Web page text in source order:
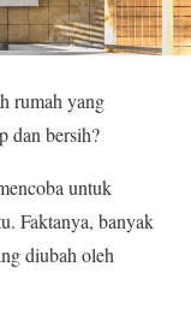
rumah yang
dan bersih?
untuk
Faktanya, banyak
diubah oleh